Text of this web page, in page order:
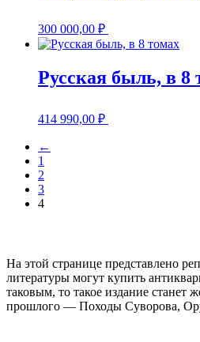
300 000,00 ₽
Русская быль, в 8
414 990,00 ₽
←
1
2
3
4
На этой странице представлено
литературы могут купить
таковым, то такое издание
прошлого — Походы Суворова,